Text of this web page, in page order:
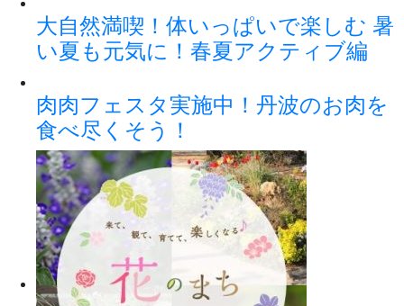
大自然満喫！体いっぱいで楽しむ 暑
い夏も元気に！春夏アクティブ編
肉肉フェスタ実施中！丹波のお肉を
食べ尽くそう！